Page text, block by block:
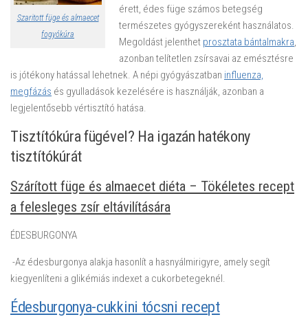
Szaritott füge és almaecet
fogyókúra
érett, édes füge számos betegség
természetes gyógyszereként használatos.
Megoldást jelenthet prosztata bántalmakra,
azonban telítetlen zsírsavai az emésztésre
is jótékony hatással lehetnek. A népi gyógyászatban influenza,
megfázás és gyulladások kezelésére is használják, azonban a
legjelentősebb vértisztító hatása.
Tisztítókúra fügével? Ha igazán hatékony
tisztítókúrát
Szárított füge és almaecet diéta – Tökéletes recept
a felesleges zsír eltávilítására
ÉDESBURGONYA
-Az édesburgonya alakja hasonlít a hasnyálmirigyre, amely segít
kiegyenlíteni a glikémiás indexet a cukorbetegeknél.
Édesburgonya-cukkini tócsni recept